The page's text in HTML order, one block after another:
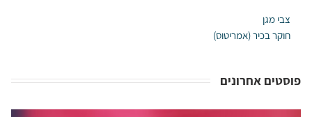
צבי מגן
חוקר בכיר (אמריטוס)
פוסטים אחרונים